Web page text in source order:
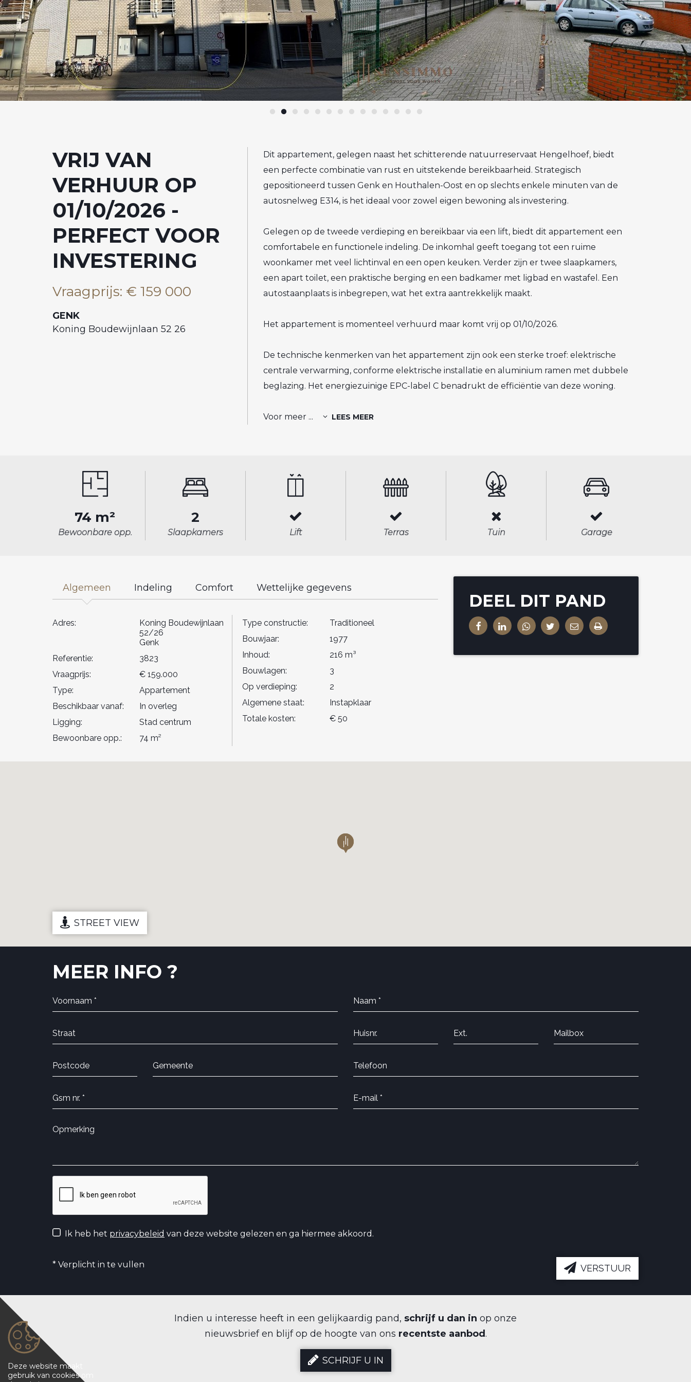
VRIJ VAN
VERHUUR OP
01/10/2026 -
PERFECT VOOR
INVESTERING
Vraagprijs: € 159 000
GENK
Koning Boudewijnlaan 52 26
Dit appartement, gelegen naast het schitterende natuurreservaat Hengelhoef, biedt
een perfecte combinatie van rust en uitstekende bereikbaarheid. Strategisch
gepositioneerd tussen Genk en Houthalen-Oost en op slechts enkele minuten van de
autosnelweg E314, is het ideaal voor zowel eigen bewoning als investering.
Gelegen op de tweede verdieping en bereikbaar via een lift, biedt dit appartement een
comfortabele en functionele indeling. De inkomhal geeft toegang tot een ruime
woonkamer met veel lichtinval en een open keuken. Verder zijn er twee slaapkamers,
een apart toilet, een praktische berging en een badkamer met ligbad en wastafel. Een
autostaanplaats is inbegrepen, wat het extra aantrekkelijk maakt.
Het appartement is momenteel verhuurd maar komt vrij op 01/10/2026.
De technische kenmerken van het appartement zijn ook een sterke troef: elektrische
centrale verwarming, conforme elektrische installatie en aluminium ramen met dubbele
beglazing. Het energiezuinige EPC-label C benadrukt de efficiëntie van deze woning.
Voor meer ... LEES MEER
74 m²
Bewoonbare opp.
2
Slaapkamers Lift Terras Tuin Garage
Algemeen Indeling Comfort Wettelijke gegevens
Adres:
Koning Boudewijnlaan
52/26
Genk
Referentie:
3823
Vraagprijs:
€ 159.000
Type:
Appartement
Beschikbaar vanaf:
In overleg
Ligging:
Stad centrum
Bewoonbare opp.:
74 m²
Type constructie:
Traditioneel
Bouwjaar:
1977
Inhoud:
216 m³
Bouwlagen:
3
Op verdieping:
2
Algemene staat:
Instapklaar
Totale kosten:
€ 50
DEEL DIT PAND
Indien u interesse heeft in een gelijkaardig pand, schrijf u dan in op onze
nieuwsbrief en blijf op de hoogte van ons recentste aanbod.
SCHRIJF U IN
STREET VIEW
MEER INFO ?
Ik heb het privacybeleid van deze website gelezen en ga hiermee akkoord.
* Verplicht in te vullen VERSTUUR
Deze website maakt
gebruik van cookies om